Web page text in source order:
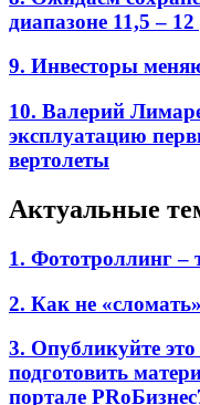
диапазоне 11,5 –
9. Инвесторы
10. Валерий
эксплуатацию
вертолеты
Актуальные
1. Фототроллинг –
2. Как не
3. Опубликуйте
подготовить
портале